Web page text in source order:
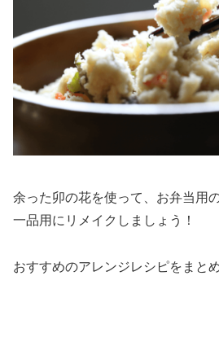
余った卯の花を使って、お弁当用
一品用にリメイクしましょう！
おすすめのアレンジレシピをまと